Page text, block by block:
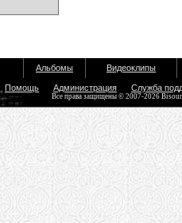
Альбомы Видеоклипы
Помощь Администрация Служба
Все права защищены © 2007-2026